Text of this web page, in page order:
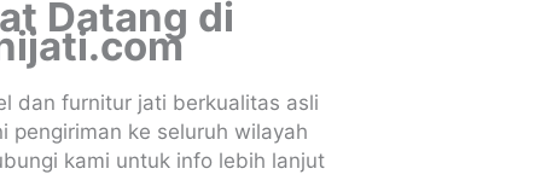
Datang di
dan furnitur jati berkualitas asli
pengiriman ke seluruh wilayah
kami untuk info lebih lanjut